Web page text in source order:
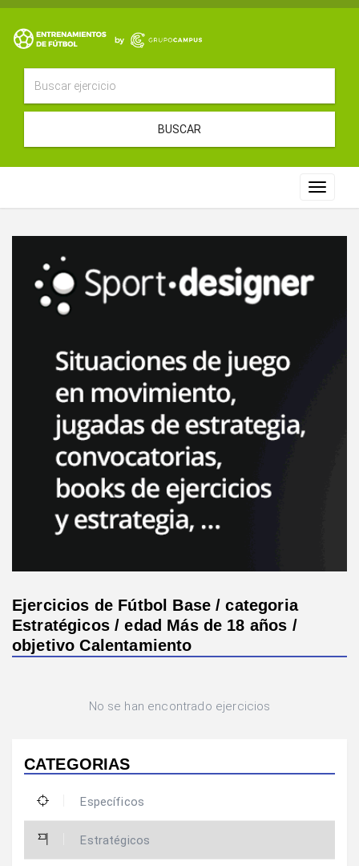
BUSCAR
Toggle
Ejercicios de Fútbol Base / categoria
Estratégicos / edad Más de 18 años /
objetivo Calentamiento
No se han encontrado ejercicios
CATEGORIAS
Específicos
Estratégicos